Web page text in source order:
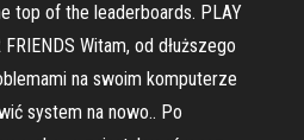
top of the leaderboards. PLAY
Witam, od dłuższego
na swoim komputerze
system na nowo.. Po